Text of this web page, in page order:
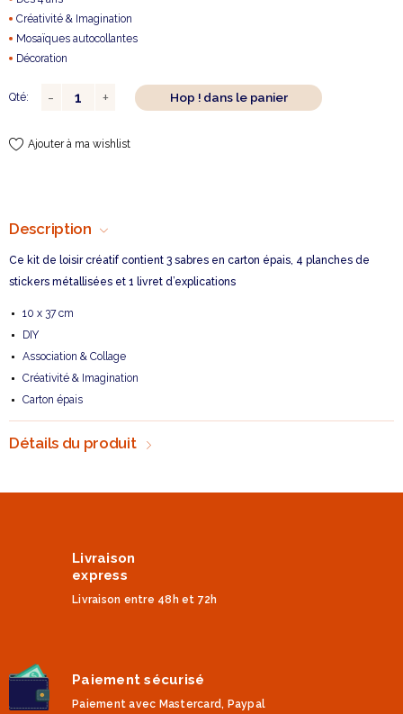
Créativité & Imagination
Mosaïques autocollantes
Décoration
Qté: Hop ! dans le panier
Ajouter à ma wishlist
Description
Ce kit de loisir créatif contient 3 sabres en carton épais, 4 planches de
stickers métallisées et 1 livret d’explications
10 x 37 cm
DIY
Association & Collage
Créativité & Imagination
Carton épais
Détails du produit
Livraison
express
Livraison entre 48h et 72h
Paiement sécurisé
Paiement avec Mastercard, Paypal